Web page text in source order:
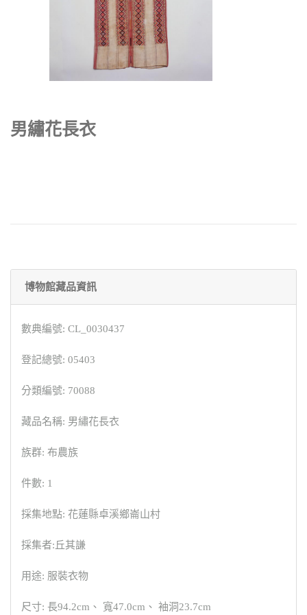
男繡花長衣
博物館藏品資訊
數典編號: CL_0030437
登記總號: 05403
分類編號: 70088
藏品名稱: 男繡花長衣
族群: 布農族
件數: 1
採集地點: 花蓮縣卓溪鄉崙山村
採集者:丘其謙
用途: 服裝衣物
尺寸: 長94.2cm、 寬47.0cm、 袖洞23.7cm